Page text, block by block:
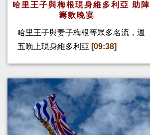
哈里王子與梅根現身維多利亞 助陣
籌款晚宴
哈里王子與妻子梅根等眾多名流，週
五晚上現身維多利亞 [09:38]